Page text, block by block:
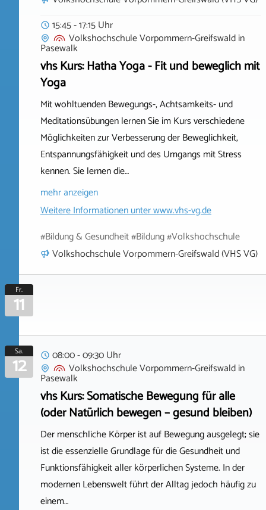
15:45 - 17:15 Uhr
Volkshochschule Vorpommern-Greifswaldin
Pasewalk
vhs Kurs: Hatha Yoga - Fit und beweglich mit
Yoga
Mit wohltuenden Bewegungs-, Achtsamkeits- und
Meditationsübungen lernen Sie im Kurs verschiedene
Möglichkeiten zur Verbesserung der Beweglichkeit,
Entspannungsfähigkeit und des Umgangs mit Stress
kennen. Sie lernen die…
mehr anzeigen
Weitere Informationen unterwww.vhs-vg.de
#Bildung & Gesundheit #Bildung #Volkshochschule
Volkshochschule Vorpommern-Greifswald (VHS VG)
Fr.
11
Sa.
12
08:00 - 09:30 Uhr
Volkshochschule Vorpommern-Greifswaldin
Pasewalk
vhs Kurs: Somatische Bewegung für alle
(oder Natürlich bewegen – gesund bleiben)
Der menschliche Körper ist auf Bewegung ausgelegt; sie
ist die essenzielle Grundlage für die Gesundheit und
Funktionsfähigkeit aller körperlichen Systeme. In der
modernen Lebenswelt führt der Alltag jedoch häufig zu
einem…